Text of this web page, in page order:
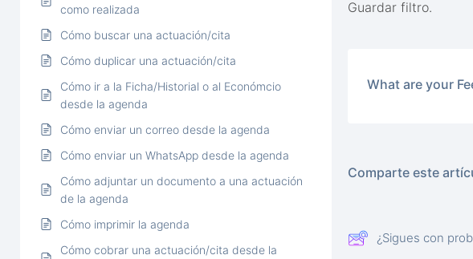
como realizada
Cómo buscar una actuación/cita
Cómo duplicar una actuación/cita
Cómo ir a la Ficha/Historial o al Económcio
desde la agenda
Cómo enviar un correo desde la agenda
Cómo enviar un WhatsApp desde la agenda
Cómo adjuntar un documento a una actuación
de la agenda
Cómo imprimir la agenda
Cómo cobrar una actuación/cita desde la
Guardar filtro.
What are your
Comparte este
¿Sigues con